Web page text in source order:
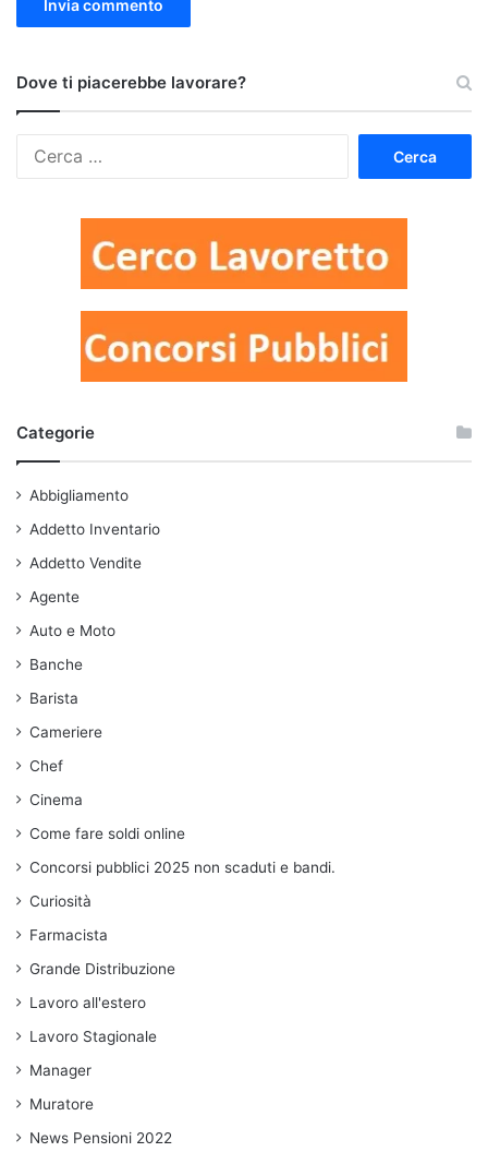
Dove ti piacerebbe lavorare?
Categorie
Abbigliamento
Addetto Inventario
Addetto Vendite
Agente
Auto e Moto
Banche
Barista
Cameriere
Chef
Cinema
Come fare soldi online
Concorsi pubblici 2025 non scaduti e bandi.
Curiosità
Farmacista
Grande Distribuzione
Lavoro all'estero
Lavoro Stagionale
Manager
Muratore
News Pensioni 2022